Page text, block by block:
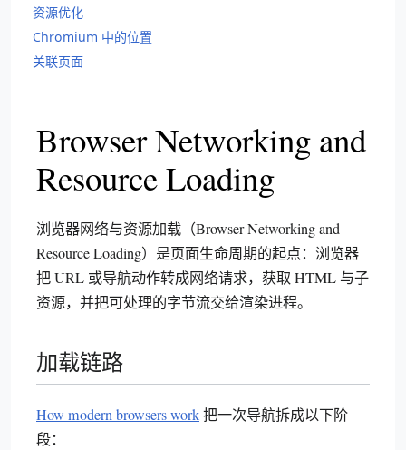
资源优化
Chromium 中的位置
关联页面
Browser Networking and
Resource Loading
浏览器网络与资源加载（Browser Networking and
Resource Loading）是页面生命周期的起点：浏览器
把 URL 或导航动作转成网络请求，获取 HTML 与子
资源，并把可处理的字节流交给渲染进程。
加载链路
How modern browsers work把一次导航拆成以下阶
段：